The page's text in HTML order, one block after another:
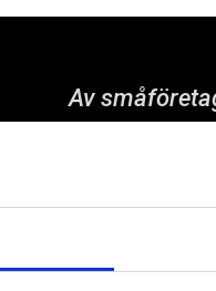
Av
soloföretagare
verkligheten ser